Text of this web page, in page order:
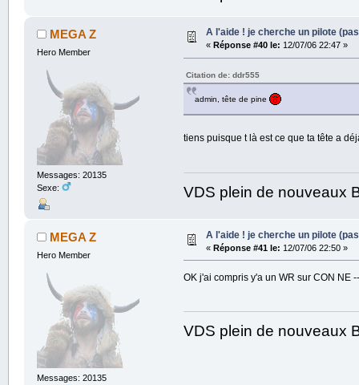
MEGA Z
Hero Member
Messages: 20135
Sexe:
A l'aide ! je cherche un pilote
« Réponse #40 le: 12/07/06 22:47 »
Citation de: ddr555
admin, tête de pine
tiens puisque t là est ce que ta tête a
VDS plein de nouveaux
MEGA Z
Hero Member
Messages: 20135
A l'aide ! je cherche un pilote
« Réponse #41 le: 12/07/06 22:50 »
OK j'ai compris y'a un WR sur CON NE
VDS plein de nouveaux